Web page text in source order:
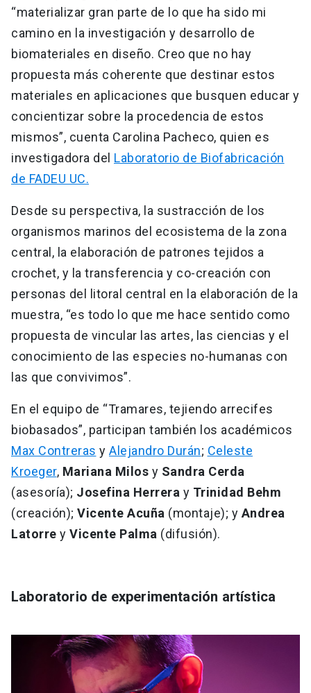
“materializar gran parte de lo que ha sido mi
camino en la investigación y desarrollo de
biomateriales en diseño. Creo que no hay
propuesta más coherente que destinar estos
materiales en aplicaciones que busquen educar y
concientizar sobre la procedencia de estos
mismos”, cuenta Carolina Pacheco, quien es
investigadora del Laboratorio de Biofabricación
de FADEU UC.
Desde su perspectiva, la sustracción de los
organismos marinos del ecosistema de la zona
central, la elaboración de patrones tejidos a
crochet, y la transferencia y co-creación con
personas del litoral central en la elaboración de la
muestra, “es todo lo que me hace sentido como
propuesta de vincular las artes, las ciencias y el
conocimiento de las especies no-humanas con
las que convivimos”.
En el equipo de “Tramares, tejiendo arrecifes
biobasados”, participan también los académicos
Max Contreras y Alejandro Durán; Celeste
Kroeger, Mariana Milos y Sandra Cerda
(asesoría); Josefina Herrera y Trinidad Behm
(creación); Vicente Acuña (montaje); y Andrea
Latorre y Vicente Palma (difusión).
Laboratorio de experimentación artística